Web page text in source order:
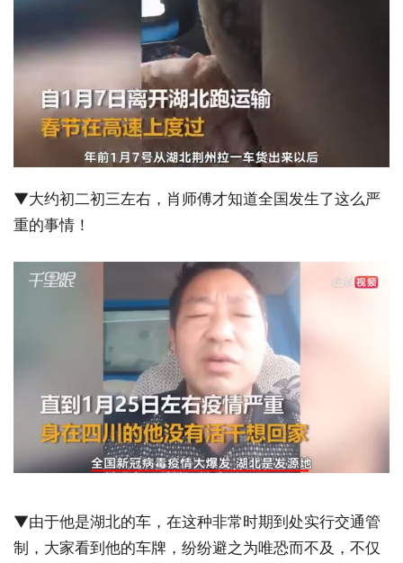
▼大约初二初三左右，肖师傅才知道全国发生了这么严
重的事情！
▼由于他是湖北的车，在这种非常时期到处实行交通管
制，大家看到他的车牌，纷纷避之为唯恐而不及，不仅